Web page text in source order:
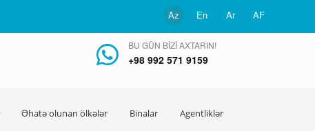
Az En Ar AF
BU GÜN BIZI AXTARIN!
+98 992 571 9159
Əhatə olunan ölkələr Binalar Agentliklər